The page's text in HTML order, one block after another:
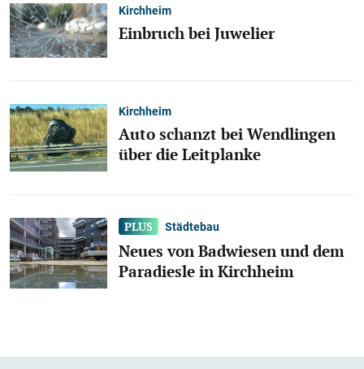
Kirchheim
Einbruch bei Juwelier
Kirchheim
Auto schanzt bei Wendlingen
über die Leitplanke
Städtebau
Neues von Badwiesen und dem
Paradiesle in Kirchheim